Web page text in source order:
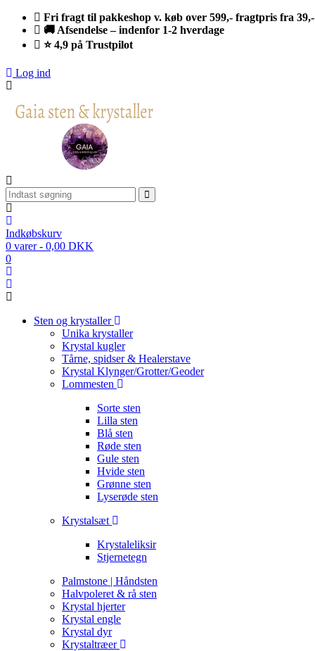
Fri fragt til pakkeshop v. køb over 599,- fragtpris fra 39,-
🚚 Afsendelse – indenfor 1-2 hverdage
⭐ 4,9 på Trustpilot
Log ind
Indkøbskurv
0 varer - 0,00 DKK
0
Sten og krystaller
Unika krystaller
Krystal kugler
Tårne, spidser & Healerstave
Krystal Klynger/Grotter/Geoder
Lommesten
Sorte sten
Lilla sten
Blå sten
Røde sten
Gule sten
Hvide sten
Grønne sten
Lyserøde sten
Krystalsæt
Krystaleliksir
Stjernetegn
Palmstone | Håndsten
Halvpoleret & rå sten
Krystal hjerter
Krystal engle
Krystal dyr
Krystaltræer